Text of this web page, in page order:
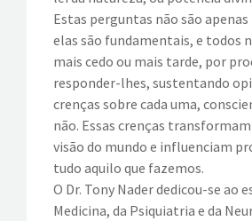
Estas perguntas não são
elas são fundamentais, e todos
mais cedo ou mais tarde, por
responder-lhes, sustentando
crenças sobre cada uma,
não. Essas crenças
visão do mundo e influenciam
tudo aquilo que fazemos.
O Dr. Tony Nader dedicou-se ao
Medicina, da Psiquiatria e da